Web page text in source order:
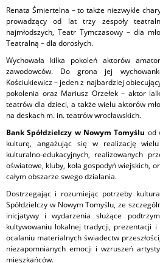
Renata Śmiertelna – to także niezwykle
prowadzący od lat trzy zespoły
najmłodszych, Teatr Tymczasowy – dla
Teatralną – dla dorosłych.
Wychowała kilka pokoleń aktorów
zawodowców. Do grona jej
Kościukiewicz – jeden z najbardziej
pokolenia oraz Mariusz Orzełek – aktor
teatrów dla dzieci, a także wielu aktorów
na deskach m. in. teatrów wrocławskich.
Bank Spółdzielczy w Nowym Tomyślu od
kulturę, angażując się w realizację
kulturalno-edukacyjnych, realizowanych
oświatowe, kluby, koła gospodyń wiejskich,
całym obszarze swego działania.
Dostrzegając i rozumiejąc potrzeby
Spółdzielczy w Nowym Tomyślu, ze
inicjatywy i wydarzenia służące
kultywowaniu lokalnej tradycji, prezentacji
ocalaniu materialnych świadectw
niezapomnianych emocji i wzruszeń
mieszkańców.